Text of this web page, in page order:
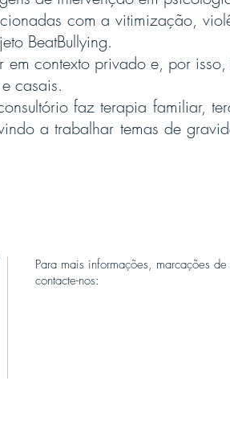
com a vitimização,
BeatBullying.
em contexto privado e, por
casais.
faz terapia familiar,
a trabalhar temas de
Para mais informações, marcações
contacte-nos: